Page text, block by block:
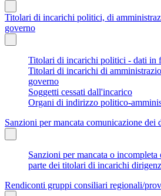
Titolari di incarichi politici, di
governo
Titolari di incarichi politici - dati in
Titolari di incarichi di
governo
Soggetti cessati dall'incarico
Organi di indirizzo politico-
Sanzioni per mancata comunicazione dei
Sanzioni per mancata o
parte dei titolari di incarichi
Rendiconti gruppi consiliari regionali/